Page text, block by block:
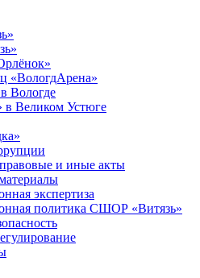
«ВологдАрена»
Вологде
в Великом Устюге
и иные акты
экспертиза
политика СШОР «Витязь»